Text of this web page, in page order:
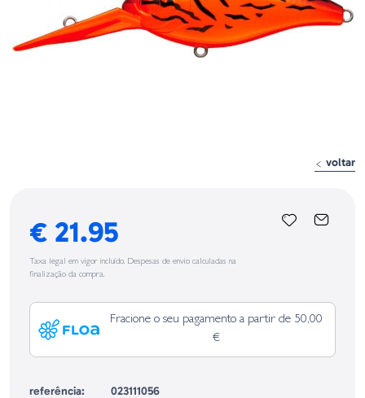
voltar
€ 21.95
Taxa legal em vigor incluído. Despesas de envio calculadas na
finalização da compra.
Fracione o seu pagamento a partir de 50,00
€
referência:
023111056